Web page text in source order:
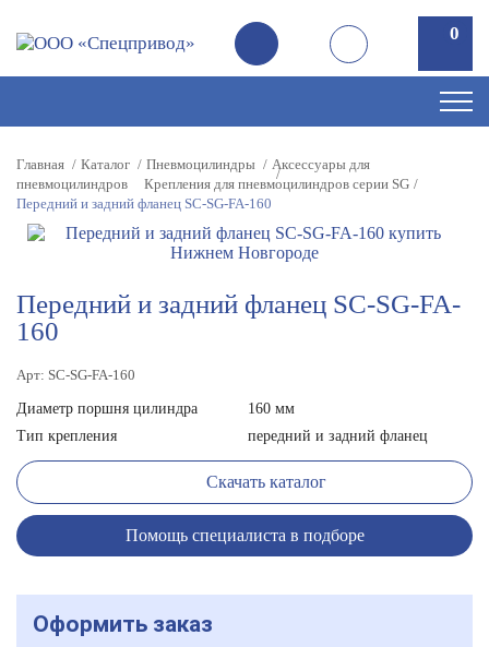
0
0
Главная Каталог Пневмоцилиндры
Аксессуары для
пневмоцилиндров
Крепления для пневмоцилиндров серии SG
Передний и задний фланец SC-SG-FA-160
Передний и задний фланец SC-SG-FA-
160
Арт: SC-SG-FA-160
Диаметр поршня цилиндра
160 мм
Тип крепления
передний и задний фланец
Скачать каталог
Помощь специалиста в подборе
Оформить заказ